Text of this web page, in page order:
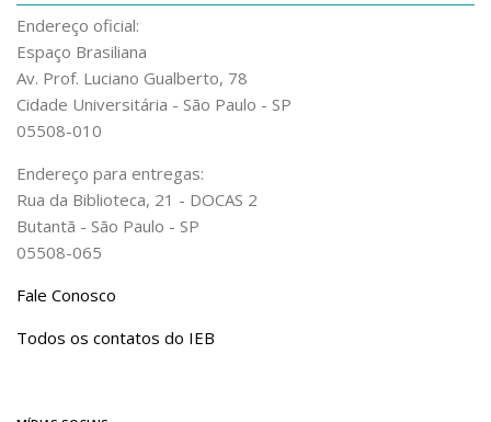
Pós-Graduação
Acervo
Publicações
Almanack Braziliense
Cadernos do IEB
Catálogos
Estudos Brasileiros
Endereço oficial:
Espaço Brasiliana
Av. Prof. Luciano Gualberto, 78
Cidade Universitária - São Paulo - SP
05508-010
Endereço para entregas:
Rua da Biblioteca, 21 - DOCAS 2
Butantã - São Paulo - SP
05508-065
Fale Conosco
Todos os contatos do IEB